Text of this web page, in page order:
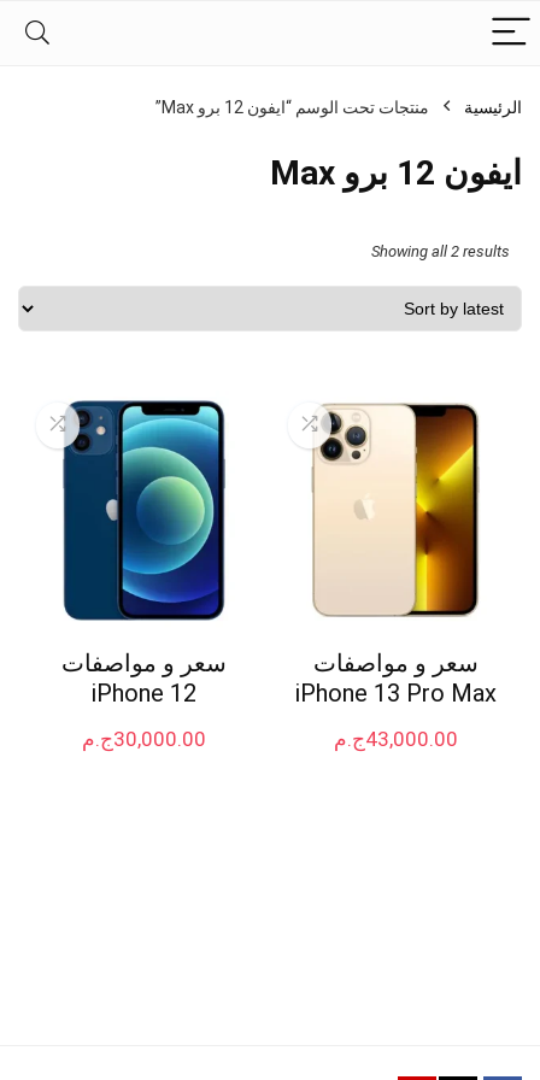
الرئيسية منتجات تحت الوسم “ايفون 12 برو Max”
ايفون 12 برو Max
Showing all 2 results
Sorted
by
سعر و مواصفات
iPhone 13 Pro Max
ج.م43,000.00
سعر و مواصفات
iPhone 12
ج.م30,000.00